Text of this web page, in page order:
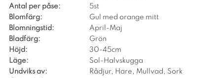
Antal per påse:
5st
Blomfärg:
Gul med orange mitt
Blomningstid:
April-Maj
Bladfärg:
Grön
Höjd:
30-45cm
Läge:
Sol-Halvskugga
Undviks av:
Rådjur, Hare, Mullvad, Sork